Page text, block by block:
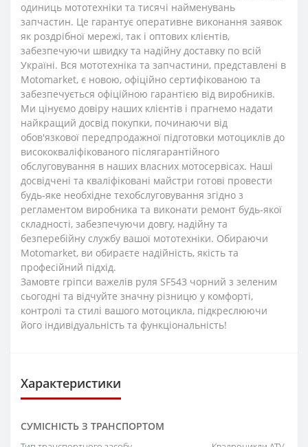
одиниць мототехніки та тисячі найменувань
запчастин. Це гарантує оперативне виконання заявок
як роздрібної мережі, так і оптових клієнтів,
забезпечуючи швидку та надійну доставку по всій
Україні. Вся мототехніка та запчастини, представлені в
Motomarket, є новою, офіційно сертифікованою та
забезпечується офіційною гарантією від виробників.
Ми цінуємо довіру наших клієнтів і прагнемо надати
найкращий досвід покупки, починаючи від
обов'язкової передпродажної підготовки мотоциклів до
висококваліфікованого післягарантійного
обслуговування в наших власних мотосервісах. Наші
досвідчені та кваліфіковані майстри готові провести
будь-яке необхідне техобслуговування згідно з
регламентом виробника та виконати ремонт будь-якої
складності, забезпечуючи довгу, надійну та
безперебійну службу вашої мототехніки. Обираючи
Motomarket, ви обираєте надійність, якість та
професійний підхід.
Замовте гріпси важелів руля SF543 чорний з зеленим
сьогодні та відчуйте значну різницю у комфорті,
контролі та стилі вашого мотоцикла, підкреслюючи
його індивідуальність та функціональність!
Характеристики
СУМІСНІСТЬ З ТРАНСПОРТОМ